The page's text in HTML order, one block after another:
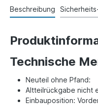
Beschreibung
Technische
Neuteil ohne Pfand:
Altteilrückgabe nicht
Einbauposition: